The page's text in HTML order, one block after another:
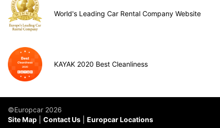
World's Leading Car Rental Company Website
KAYAK 2020 Best Cleanliness
©Europcar 2026
Site Map
Contact Us Europcar Locations